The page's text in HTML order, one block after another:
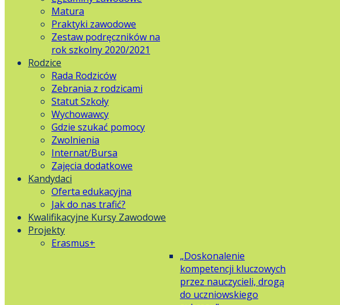
Matura
Praktyki zawodowe
Zestaw podręczników na
rok szkolny 2020/2021
Rodzice
Rada Rodziców
Zebrania z rodzicami
Statut Szkoły
Wychowawcy
Gdzie szukać pomocy
Zwolnienia
Internat/Bursa
Zajęcia dodatkowe
Kandydaci
Oferta edukacyjna
Jak do nas trafić?
Kwalifikacyjne Kursy Zawodowe
Projekty
Erasmus+
„Doskonalenie
kompetencji kluczowych
przez nauczycieli, drogą
do uczniowskiego